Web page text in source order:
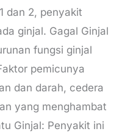
dan 2, penyakit
ginjal. Gagal Ginjal
fungsi ginjal
pemicunya
dan darah, cedera
yang menghambat
Ginjal: Penyakit ini